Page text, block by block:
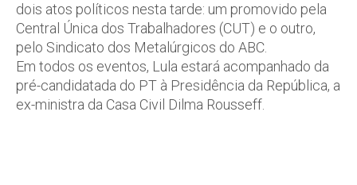
dois atos políticos nesta tarde: um promovido pela
Central Única dos Trabalhadores (CUT) e o outro,
pelo Sindicato dos Metalúrgicos do ABC.
Em todos os eventos, Lula estará acompanhado da
pré-candidatada do PT à Presidência da República, a
ex-ministra da Casa Civil Dilma Rousseff.